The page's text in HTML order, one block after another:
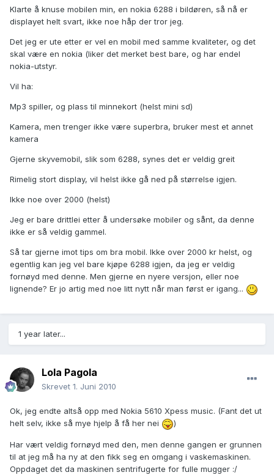
Klarte å knuse mobilen min, en nokia 6288 i bildøren, så nå er
displayet helt svart, ikke noe håp der tror jeg.
Det jeg er ute etter er vel en mobil med samme kvaliteter, og det
skal være en nokia (liker det merket best bare, og har endel
nokia-utstyr.
Vil ha:
Mp3 spiller, og plass til minnekort (helst mini sd)
Kamera, men trenger ikke være superbra, bruker mest et annet
kamera
Gjerne skyvemobil, slik som 6288, synes det er veldig greit
Rimelig stort display, vil helst ikke gå ned på størrelse igjen.
Ikke noe over 2000 (helst)
Jeg er bare drittlei etter å undersøke mobiler og sånt, da denne
ikke er så veldig gammel.
Så tar gjerne imot tips om bra mobil. Ikke over 2000 kr helst, og
egentlig kan jeg vel bare kjøpe 6288 igjen, da jeg er veldig
fornøyd med denne. Men gjerne en nyere versjon, eller noe
lignende? Er jo artig med noe litt nytt når man først er igang...
1 year later...
Lola Pagola
Skrevet 1. Juni 2010
Ok, jeg endte altså opp med Nokia 5610 Xpess music. (Fant det ut
helt selv, ikke så mye hjelp å få her nei
)
Har vært veldig fornøyd med den, men denne gangen er grunnen
til at jeg må ha ny at den fikk seg en omgang i vaskemaskinen.
Oppdaget det da maskinen sentrifugerte for fulle mugger :/